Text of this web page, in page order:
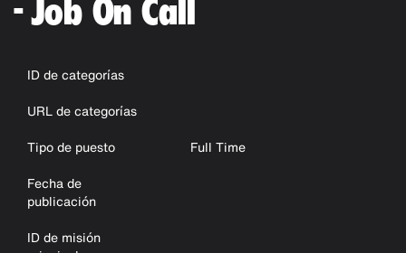
- Job On Call
ID de categorías
URL de categorías
Tipo de puesto
Full Time
Fecha de
publicación
ID de misión